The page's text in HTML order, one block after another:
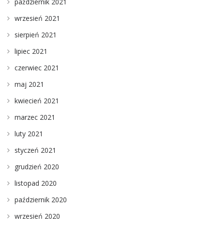
wrzesień 2021
sierpień 2021
lipiec 2021
czerwiec 2021
maj 2021
kwiecień 2021
marzec 2021
luty 2021
styczeń 2021
grudzień 2020
listopad 2020
październik 2020
wrzesień 2020